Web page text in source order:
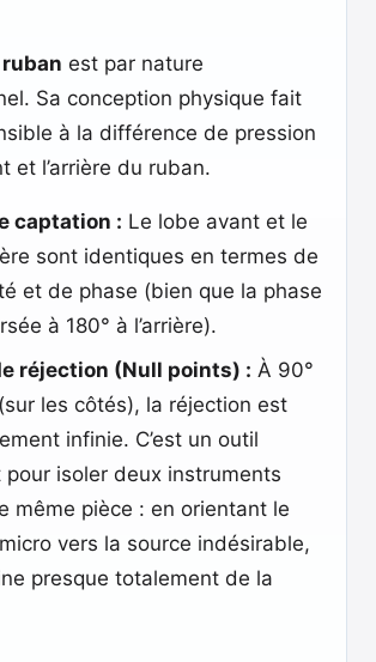
est par nature
Sa conception physique fait
à la différence de pression
et l’arrière du ruban.
captation : Le lobe avant et le
sont identiques en termes de
et de phase (bien que la phase
à 180° à l’arrière).
réjection (Null points) : À 90°
les côtés), la réjection est
infinie. C’est un outil
pour isoler deux instruments
même pièce : en orientant le
vers la source indésirable,
presque totalement de la